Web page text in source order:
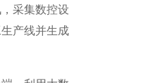
采集数控设
产线并生成